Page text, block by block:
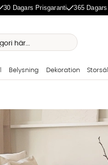
30 Dagars Prisgaranti 365
Belysning Dekoration